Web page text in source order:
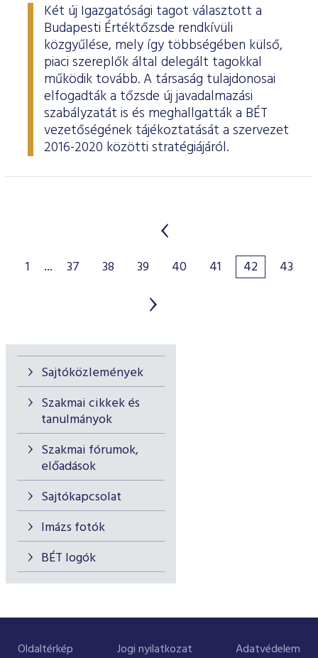
Sajtóközlemények
Szakmai cikkek és
tanulmányok
Szakmai fórumok,
előadások
Sajtókapcsolat
Imázs fotók
BÉT logók
Két új Igazgatósági tagot választott a
Budapesti Értéktőzsde rendkívüli
közgyűlése, mely így többségében külső,
piaci szereplők által delegált tagokkal
működik tovább. A társaság tulajdonosai
elfogadták a tőzsde új javadalmazási
szabályzatát is és meghallgatták a BÉT
vezetőségének tájékoztatását a szervezet
2016-2020 közötti stratégiájáról.
1 ... 37 38 39 40 41 42 43
Oldaltérkép Jogi nyilatkozat Adatvédelem